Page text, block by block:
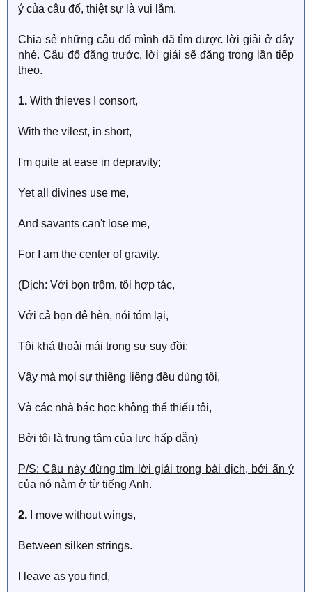
ý của câu đố, thiệt sự là vui lắm.
Chia sẻ những câu đố mình đã tìm được lời giải ở đây
nhé. Câu đố đăng trước, lời giải sẽ đăng trong lần tiếp
theo.
1. With thieves I consort,
With the vilest, in short,
I'm quite at ease in depravity;
Yet all divines use me,
And savants can't lose me,
For I am the center of gravity.
(Dịch: Với bọn trộm, tôi hợp tác,
Với cả bọn đê hèn, nói tóm lại,
Tôi khá thoải mái trong sự suy đồi;
Vậy mà mọi sự thiêng liêng đều dùng tôi,
Và các nhà bác học không thể thiếu tôi,
Bởi tôi là trung tâm của lực hấp dẫn)
P/S: Câu này đừng tìm lời giải trong bài dịch, bởi ẩn ý
của nó nằm ở từ tiếng Anh.
2. I move without wings,
Between silken strings.
I leave as you find,